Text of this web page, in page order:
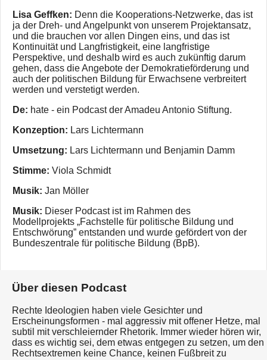
Lisa Geffken: Denn die Kooperations-Netzwerke, das ist
ja der Dreh- und Angelpunkt von unserem Projektansatz,
und die brauchen vor allen Dingen eins, und das ist
Kontinuität und Langfristigkeit, eine langfristige
Perspektive, und deshalb wird es auch zukünftig darum
gehen, dass die Angebote der Demokratieförderung und
auch der politischen Bildung für Erwachsene verbreitert
werden und verstetigt werden.
De: hate - ein Podcast der Amadeu Antonio Stiftung.
Konzeption: Lars Lichtermann
Umsetzung: Lars Lichtermann und Benjamin Damm
Stimme: Viola Schmidt
Musik: Jan Möller
Musik: Dieser Podcast ist im Rahmen des
Modellprojekts „Fachstelle für politische Bildung und
Entschwörung” entstanden und wurde gefördert von der
Bundeszentrale für politische Bildung (BpB).
Über diesen Podcast
Rechte Ideologien haben viele Gesichter und
Erscheinungsformen - mal aggressiv mit offener Hetze, mal
subtil mit verschleiernder Rhetorik. Immer wieder hören wir,
dass es wichtig sei, dem etwas entgegen zu setzen, um den
Rechtsextremen keine Chance, keinen Fußbreit zu